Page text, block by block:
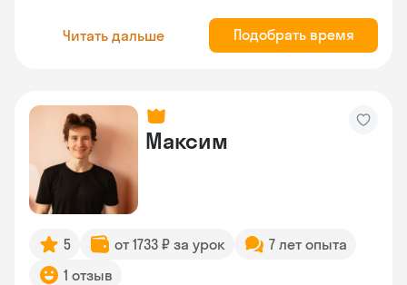
Читать дальше Подобрать время
Максим
5 от 1733 ₽ за урок
7 лет опыта
1 отзыв